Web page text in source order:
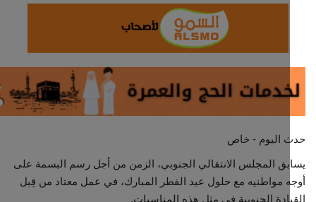
مؤسسة حدث اليوم
الطقس
صحة
منصة حرة
تكنولوجيا وسيارات
اليوم - خاص
المجلس الانتقالي الجنوبي، الزمن من أجل رسم البسمة على
مواطنيه مع حلول عيد الفطر المبارك، في عمل معتاد من قِبل
الجنوبية في مثل هذه المناسبات.